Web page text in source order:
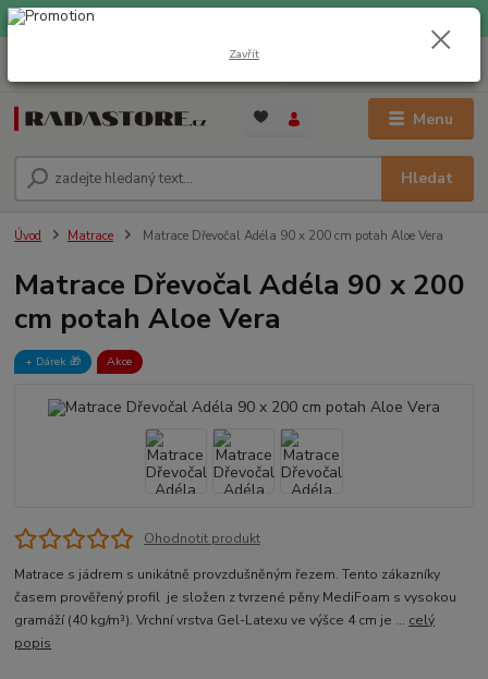
EXPRESNÍ DOPRAVA ZDARMA při nákupu nad 1000 Kč
Menu
Hledat
Úvod Matrace Matrace Dřevočal Adéla 90 x 200 cm potah Aloe Vera
Matrace Dřevočal Adéla 90 x 200
cm potah Aloe Vera
+ Dárek️ 🎁 Akce
Ohodnotit produkt
Matrace s jádrem s unikátně provzdušněným řezem. Tento zákazníky
časem prověřený profil je složen z tvrzené pěny MediFoam s vysokou
gramáží (40 kg/m³). Vrchní vrstva Gel-Latexu ve výšce 4 cm je ... celý
popis
Zavřít